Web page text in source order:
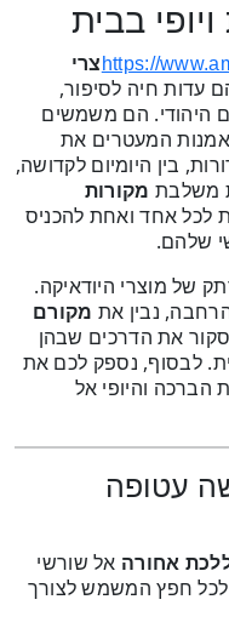
בבית
https://צרי
עדות חיה לסיפור,
היהודי. הם משמשים
אמנות המעטרים את
בין היומיום לקדושה,
משלבת מקורות
לכל אחד ואחת להכניס
שלהם.
של מוצרי היודאיקה.
נבין את מקורם
את הדרכים שבהן
לבסוף, נספק לכם את
הברכה והיופי אל
עטופה
אחורהאל שורשי
לכל חפץ המשמש לצורך